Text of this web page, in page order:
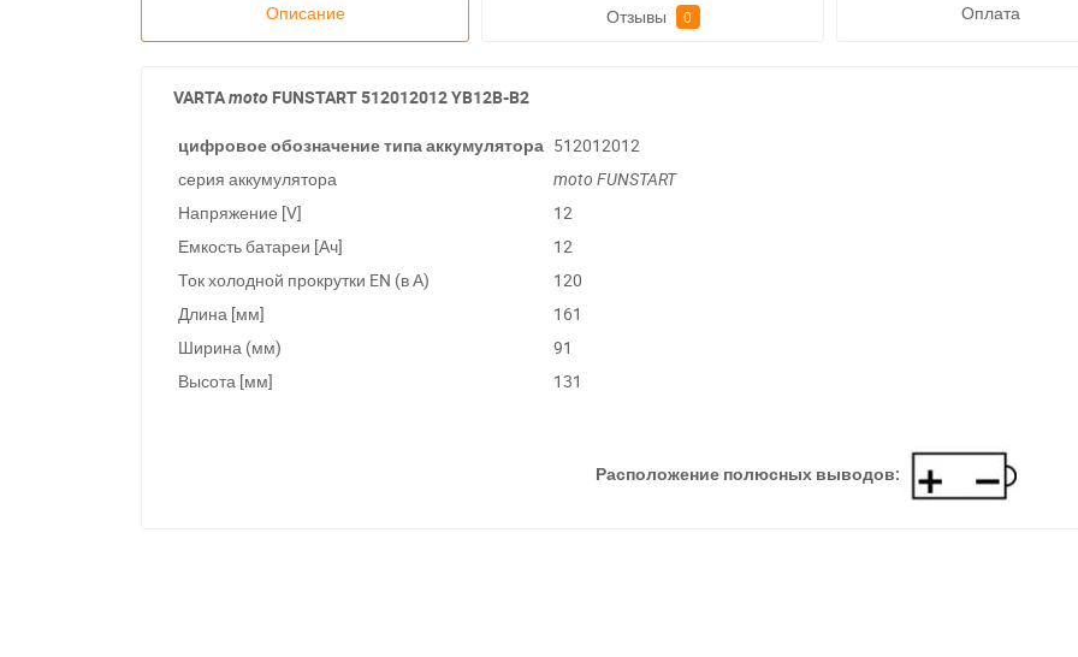
Описание Отзывы 0 Оплата
VARTAmoto FUNSTART512012012 YB12B-B2
цифровое обозначение типа аккумулятора 512012012
серия аккумулятора
moto FUNSTART
Напряжение [V]
12
Емкость батареи [Ач]
12
Ток холодной прокрутки EN (в А)
120
Длина [мм]
161
Ширина (мм)
91
Высота [мм]
131
Расположение полюсных выводов: